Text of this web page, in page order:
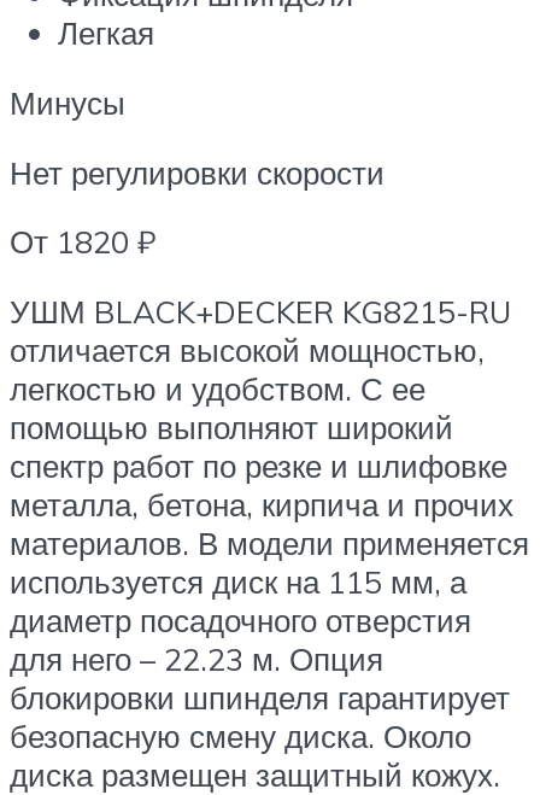
Легкая
Минусы
Нет регулировки скорости
От 1820 ₽
УШМ BLACK+DECKER KG8215-RU
отличается высокой мощностью,
легкостью и удобством. С ее
помощью выполняют широкий
спектр работ по резке и шлифовке
металла, бетона, кирпича и прочих
материалов. В модели применяется
используется диск на 115 мм, а
диаметр посадочного отверстия
для него – 22.23 м. Опция
блокировки шпинделя гарантирует
безопасную смену диска. Около
диска размещен защитный кожух.